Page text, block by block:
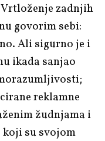
zadnjih
govorim sebi:
Ali sigurno je i
ikada sanjao
reklamne
žudnjama i
koji su svojom